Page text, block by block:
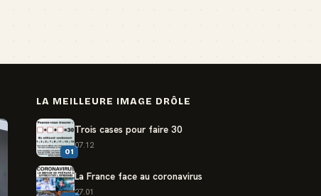
LA MEILLEURE IMAGE DRÔLE
01
Trois cases pour faire 30
07.12
La France face au coronavirus
27.01